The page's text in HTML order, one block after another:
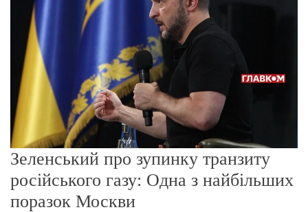
Зеленський про зупинку транзиту
російського газу: Одна з найбільших
поразок Москви